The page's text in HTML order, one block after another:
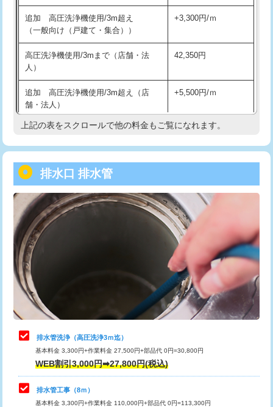
廃棄・処分
※給水管工事は20mmまでの価格です。
給水管工事※（支持金具設置) 5,500円
給水管工事※（保温材使用（バンド止
め込み）)
5,500円
給水管工事※（土の掘削・埋め戻し作
業)
11,000円
給水管工事※（塩ビ管（VP・HI）使
用/3ｍまで)
用（追加）/3ｍ超え)
給水管工事※（ライニング鋼管・銅
管・ポリ管・HT管使用/3ｍまで)
44,000円
給水管工事※（ライニング鋼管・銅
管・ポリ管・HT管使用/3ｍ超え)
+8,800円
排水管工事（土の掘削・埋め戻し作
業）
11,000円~
排水管工事（排水管工事/3ｍまで） 55,000円
排水管工事（追加 排水管工事/3ｍ超
え）
マス交換（土の掘削・埋め戻し作業）
マス交換（深さ50㎝未満）
追加 高圧洗浄機使用/3m超え
（一般向け（戸建て・集合））
+3,300円/ｍ
高圧洗浄機使用/3mまで（店舗・法
人）
42,350円
追加 高圧洗浄機使用/3m超え（店
舗・法人）
+5,500円/ｍ
高度高圧洗浄換 現地調査
トーラー機使用/3mまで
追加トーラー機使用/3m超え +3,300円
カメラ調査 33,000円
桝清掃 8,800円
止水・漏水調査・防水処理・清掃・修
理・調整・分解・加工など（軽作業）
11,000円
止水・漏水調査・防水処理・清掃・修
理・調整・分解・加工など（中作業）
22,000円
止水・漏水調査・防水処理・清掃・修
理・調整・分解・加工など（重作業）
33,000円
その他部品の脱着
上記の表をスクロールで他の料金もご覧になれます。
排水口 排水管
排水管洗浄（高圧洗浄3ｍ迄）
基本料金 3,300円+作業料金 27,500円+部品代 0円=30,800円
WEB割引3,000円➡27,800円(税込)
排水管工事（8ｍ）
基本料金 3,300円+作業料金 110,000円+部品代 0円=113,300円